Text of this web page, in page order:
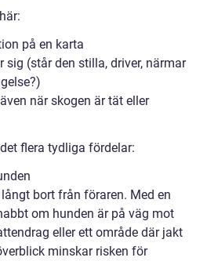
på en karta
sig (står den stilla, driver, närmar
när skogen är tät eller
flera tydliga fördelar:
bort från föraren. Med en
om hunden är på väg mot
eller ett område där jakt
minskar risken för